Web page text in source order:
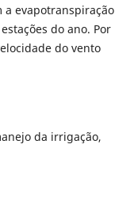
a evapotranspiração
do ano. Por
do vento
da irrigação,